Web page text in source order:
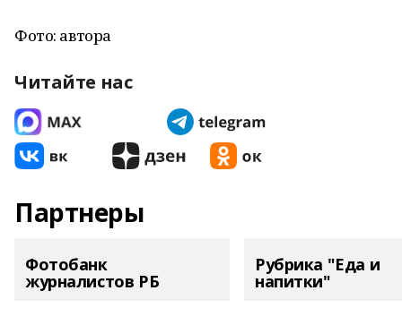
Фото: автора
Читайте нас
Партнеры
Фотобанк
журналистов РБ
Рубрика "Еда и
напитки"